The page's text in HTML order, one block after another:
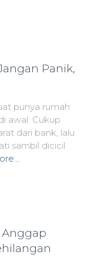
Panik,
punya rumah
awal. Cukup
dari bank, lalu
sambil dicicil
Anggap